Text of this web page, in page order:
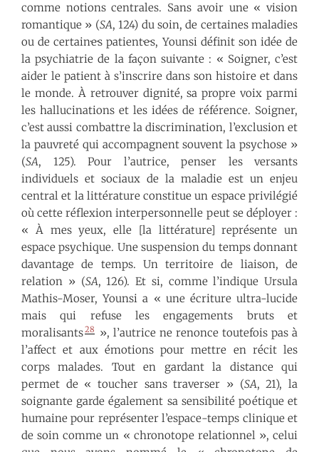
comme notions centrales. Sans avoir une « vision
romantique » (SA, 124) du soin, de certaines maladies
ou de certain·e·s patient·e·s, Younsi définit son idée de
la psychiatrie de la façon suivante : « Soigner, c’est
aider le patient à s’inscrire dans son histoire et dans
le monde. À retrouver dignité, sa propre voix parmi
les hallucinations et les idées de référence. Soigner,
c’est aussi combattre la discrimination, l’exclusion et
la pauvreté qui accompagnent souvent la psychose »
(SA, 125). Pour l’autrice, penser les versants
individuels et sociaux de la maladie est un enjeu
central et la littérature constitue un espace privilégié
où cette réflexion interpersonnelle peut se déployer :
« À mes yeux, elle [la littérature] représente un
espace psychique. Une suspension du temps donnant
davantage de temps. Un territoire de liaison, de
relation » (SA, 126). Et si, comme l’indique Ursula
Mathis-Moser, Younsi a « une écriture ultra-lucide
mais qui refuse les engagements bruts et
moralisants28
», l’autrice ne renonce toutefois pas à
l’affect et aux émotions pour mettre en récit les
corps malades. Tout en gardant la distance qui
permet de « toucher sans traverser » (SA, 21), la
soignante garde également sa sensibilité poétique et
humaine pour représenter l’espace-temps clinique et
de soin comme un « chronotope relationnel », celui